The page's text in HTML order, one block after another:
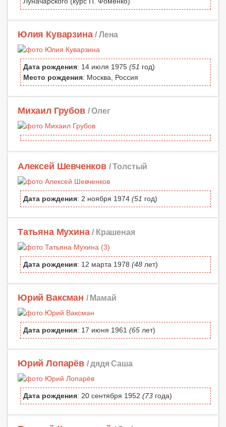
Юлия Куварзина / Лена
Дата рождения: 14 июля 1975 (51 год)
Место рождения: Москва, Россия
Михаил Грубов / Олег
Алексей Шевченков / Толстый
Дата рождения: 2 ноября 1974 (51 год)
Татьяна Мухина / Крашеная
Дата рождения: 12 марта 1978 (48 лет)
Юрий Ваксман / Мамай
Дата рождения: 17 июня 1961 (65 лет)
Юрий Лопарёв / дядя Саша
Дата рождения: 20 сентября 1952 (73 года)